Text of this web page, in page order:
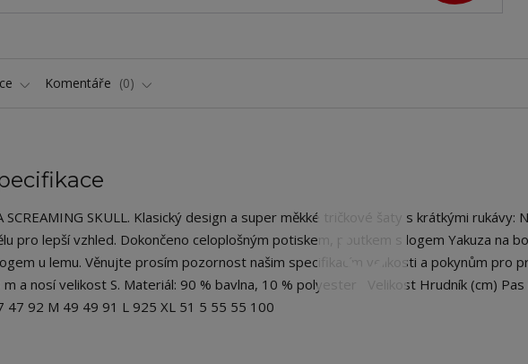
Komentáře 0
SCREAMING SKULL. Klasický design a super měkké tričkové šaty s krátkými rukávy:
pro lepší vzhled. Dokončeno celoplošným potiskem, poutkem s logem Yakuza na
u lemu. Věnujte prosím pozornost našim specifikacím velikosti a pokynům pro
a nosí velikost S. Materiál: 90 % bavlna, 10 % polyester Velikost Hrudník (cm) Pas
47 92 M 49 49 91 L 925 XL 51 5 55 55 100